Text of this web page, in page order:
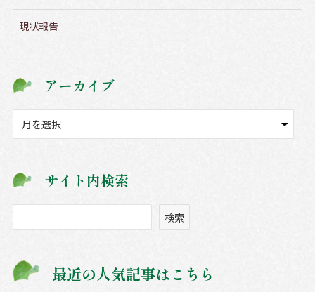
現状報告
アーカイブ
イ
ブ
サイト内検索
索
検索
最近の人気記事はこちら